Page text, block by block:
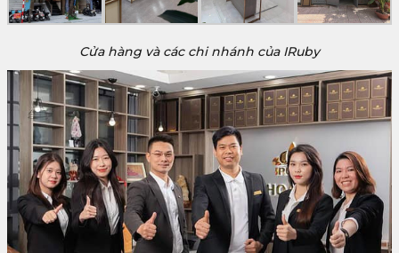
Cửa hàng và các chi nhánh của IRuby